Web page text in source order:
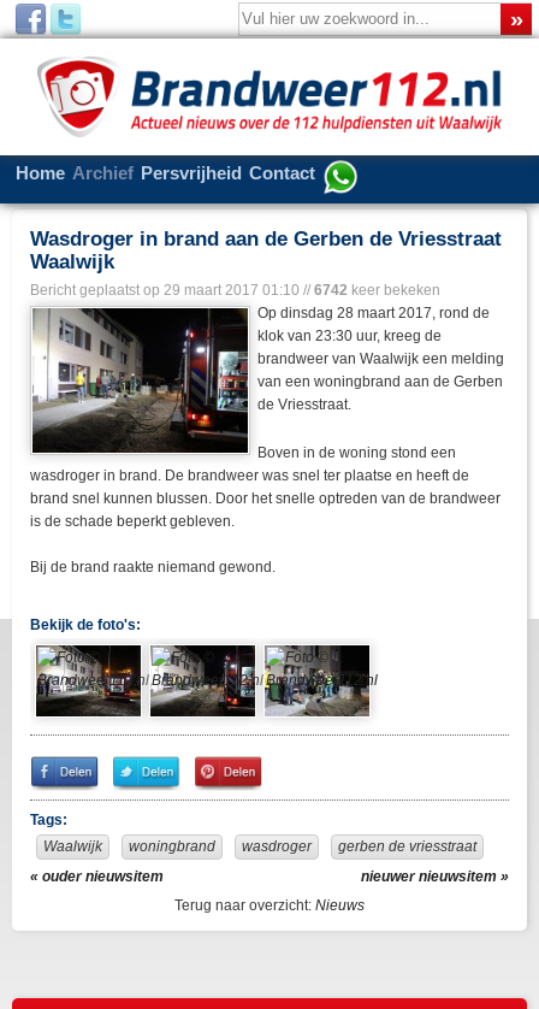
Home Archief Persvrijheid Contact
Wasdroger in brand aan de Gerben de Vriesstraat
Waalwijk
Bericht geplaatst op 29 maart 2017 01:10 // 6742 keer bekeken
Op dinsdag 28 maart 2017, rond de
klok van 23:30 uur, kreeg de
brandweer van Waalwijk een melding
van een woningbrand aan de Gerben
de Vriesstraat.
Boven in de woning stond een
wasdroger in brand. De brandweer was snel ter plaatse en heeft de
brand snel kunnen blussen. Door het snelle optreden van de brandweer
is de schade beperkt gebleven.
Bij de brand raakte niemand gewond.
Bekijk de foto's:
Share
on
Facebook
Share
on
Twitter
Pin
It!
Tags:
Waalwijk
woningbrand wasdroger
gerben de vriesstraat
« ouder nieuwsitem
nieuwer nieuwsitem »
Terug naar overzicht: Nieuws